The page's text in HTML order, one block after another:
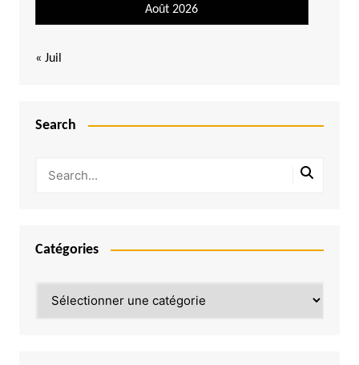
Août 2026
« Juil
Search
Catégories